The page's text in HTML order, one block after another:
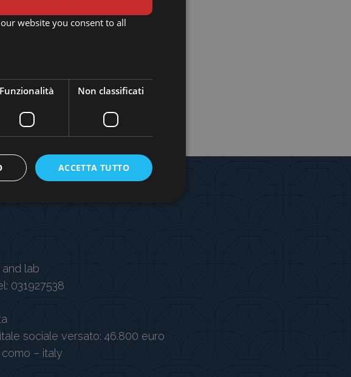
lab
031927538
sociale versato: 46.800 euro
– italy
website you consent to all
Funzionalità Non classificati
ACCETTA TUTTO